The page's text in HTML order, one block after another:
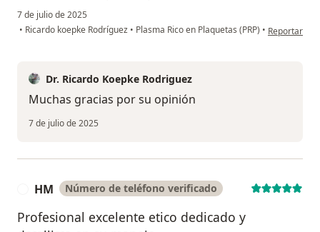
7 de julio de 2025
• Ricardo koepke Rodríguez • Plasma Rico en Plaquetas (PRP) • en opinión
Reportar
Dr. Ricardo Koepke Rodriguez
Muchas gracias por su opinión
7 de julio de 2025
HM Número de teléfono verificado
Profesional excelente etico dedicado y